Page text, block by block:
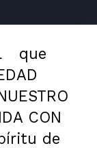
que
CON
de